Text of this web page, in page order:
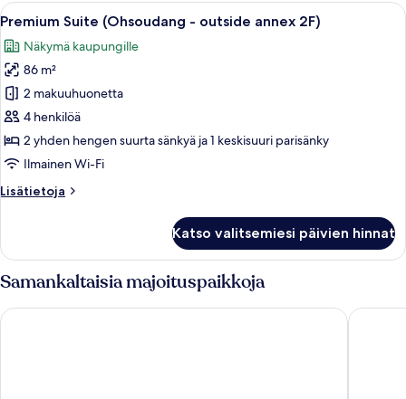
Avaa
kaikki
huonetyypin
Premium
Suite
(Ohsoudang
-
outside
2F)
Huoneessa on puinen katto,
12
Premium Suite (Ohsoudang - outside annex 2F)
Näkymä kaupungille
86 m²
2 makuuhuonetta
4 henkilöä
2 yhden hengen suurta sänkyä ja 1 keskisuuri parisänky
Ilmainen Wi-Fi
Lisätietoja
Lisätietoja
(Ohsoudang
-
outside
annex
2F)
Katso valitsemiesi päivien hinnat
Samankaltaisia majoituspaikkoja
Wiyeonjae Hanok Stay